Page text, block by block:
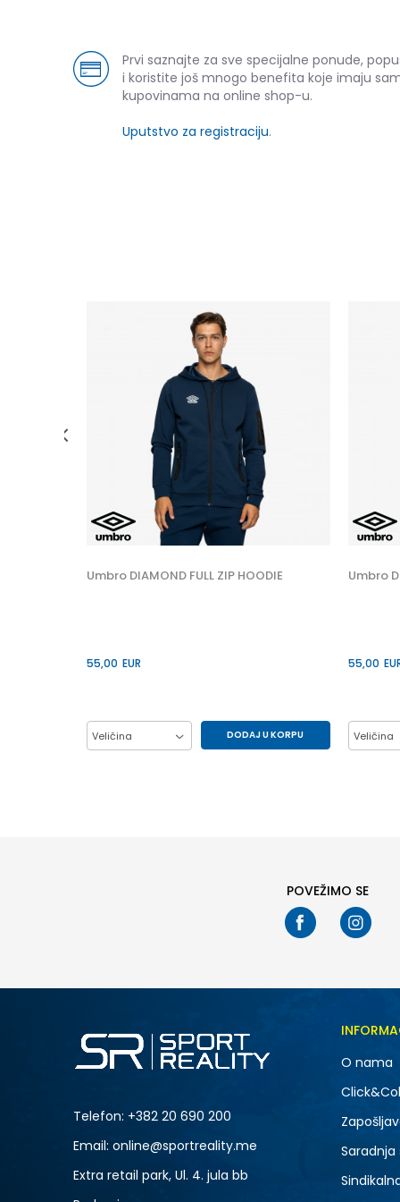
Prvi saznajte za sve specijalne ponude,
i koristite još mnogo benefita koje imaju
kupovinama na online shop-u.
Uputstvo za registraciju.
Umbro DIAMOND FULL ZIP HOODIE
55,00 EUR
Veličina DODAJ U KORPU
Umbro
55,00
Veličina
POVEŽIMO SE
Telefon: +382 20 690 200
Email: online@sportreality.me
Extra retail park, Ul. 4. jula bb
O nama